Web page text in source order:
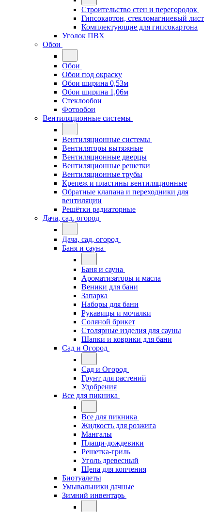
Строительство стен и перегородок
Гипсокартон, стекломагниевый лист
Комплектующие для гипсокартона
Уголок ПВХ
Обои
Обои
Обои под окраску
Обои ширина 0,53м
Обои ширина 1,06м
Стеклообои
Фотообои
Вентиляционные системы
Вентиляционные системы
Вентиляторы вытяжные
Вентиляционные дверцы
Вентиляционные решетки
Вентиляционные трубы
Крепеж и пластины вентиляционные
Обратные клапана и переходники для
вентиляции
Решётки радиаторные
Дача, сад, огород
Дача, сад, огород
Баня и сауна
Баня и сауна
Ароматизаторы и масла
Веники для бани
Запарка
Наборы для бани
Рукавицы и мочалки
Соляной брикет
Столярные изделия для сауны
Шапки и коврики для бани
Сад и Огород
Сад и Огород
Грунт для растений
Удобрения
Все для пикника
Все для пикника
Жидкость для розжига
Мангалы
Плащи-дождевики
Решетка-гриль
Уголь древесный
Щепа для копчения
Биотуалеты
Умывальники дачные
Зимний инвентарь